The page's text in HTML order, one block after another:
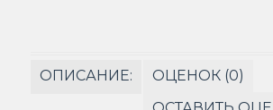
ОПИСАНИЕ:
ОЦЕНОК (0)